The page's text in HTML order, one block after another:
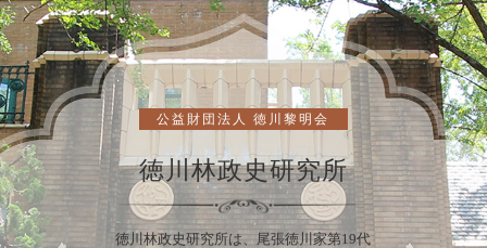
公益財団法人 徳川黎明会
徳川林政史研究所
徳川林政史研究所は、尾張徳川家第19代